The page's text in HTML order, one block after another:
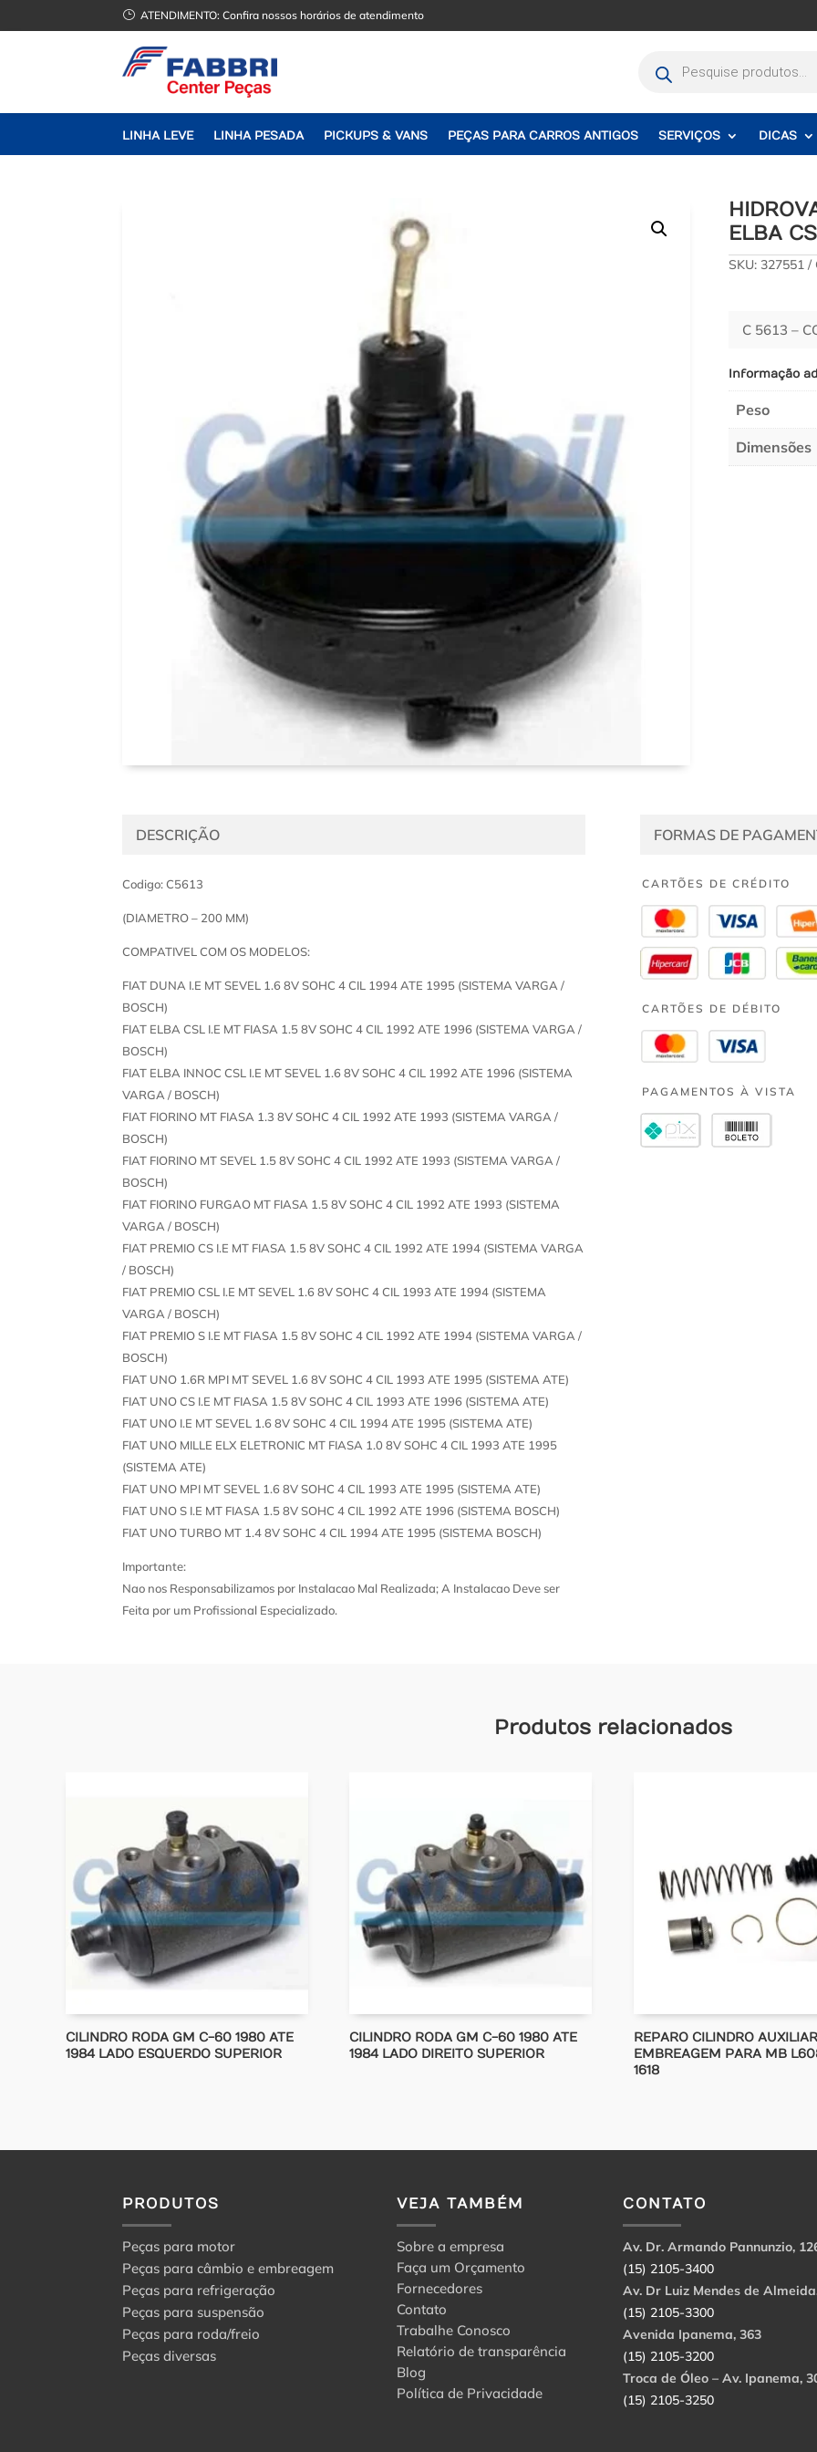
} ATENDIMENTO:Confira nossos horários de atendimento
produtos
LINHA LEVE LINHA PESADA PICKUPS & VANS PEÇAS PARA CARROS ANTIGOS SERVIÇOS DICAS
ELBA
SKU: 327551
C 5613 –
Informação
Peso
Dimensões
DESCRIÇÃO
Codigo: C5613
(DIAMETRO – 200 MM)
COMPATIVEL COM OS MODELOS:
FIAT DUNA I.E MT SEVEL 1.6 8V SOHC 4 CIL 1994 ATE 1995 (SISTEMA VARGA /
BOSCH)
FIAT ELBA CSL I.E MT FIASA 1.5 8V SOHC 4 CIL 1992 ATE 1996 (SISTEMA VARGA /
BOSCH)
FIAT ELBA INNOC CSL I.E MT SEVEL 1.6 8V SOHC 4 CIL 1992 ATE 1996 (SISTEMA
VARGA / BOSCH)
FIAT FIORINO MT FIASA 1.3 8V SOHC 4 CIL 1992 ATE 1993 (SISTEMA VARGA /
BOSCH)
FIAT FIORINO MT SEVEL 1.5 8V SOHC 4 CIL 1992 ATE 1993 (SISTEMA VARGA /
BOSCH)
FIAT FIORINO FURGAO MT FIASA 1.5 8V SOHC 4 CIL 1992 ATE 1993 (SISTEMA
VARGA / BOSCH)
FIAT PREMIO CS I.E MT FIASA 1.5 8V SOHC 4 CIL 1992 ATE 1994 (SISTEMA VARGA
/ BOSCH)
FIAT PREMIO CSL I.E MT SEVEL 1.6 8V SOHC 4 CIL 1993 ATE 1994 (SISTEMA
VARGA / BOSCH)
FIAT PREMIO S I.E MT FIASA 1.5 8V SOHC 4 CIL 1992 ATE 1994 (SISTEMA VARGA /
BOSCH)
FIAT UNO 1.6R MPI MT SEVEL 1.6 8V SOHC 4 CIL 1993 ATE 1995 (SISTEMA ATE)
FIAT UNO CS I.E MT FIASA 1.5 8V SOHC 4 CIL 1993 ATE 1996 (SISTEMA ATE)
FIAT UNO I.E MT SEVEL 1.6 8V SOHC 4 CIL 1994 ATE 1995 (SISTEMA ATE)
FIAT UNO MILLE ELX ELETRONIC MT FIASA 1.0 8V SOHC 4 CIL 1993 ATE 1995
(SISTEMA ATE)
FIAT UNO MPI MT SEVEL 1.6 8V SOHC 4 CIL 1993 ATE 1995 (SISTEMA ATE)
FIAT UNO S I.E MT FIASA 1.5 8V SOHC 4 CIL 1992 ATE 1996 (SISTEMA BOSCH)
FIAT UNO TURBO MT 1.4 8V SOHC 4 CIL 1994 ATE 1995 (SISTEMA BOSCH)
Importante:
Nao nos Responsabilizamos por Instalacao Mal Realizada; A Instalacao Deve ser
Feita por um Profissional Especializado.
FORMAS DE
CARTÕES DE CRÉDITO
CARTÕES DE DÉBITO
PAGAMENTOS À VISTA
Produtos relacionados
CILINDRO RODA GM C-60 1980 ATE
1984 LADO ESQUERDO SUPERIOR
CILINDRO RODA GM C-60 1980 ATE
1984 LADO DIREITO SUPERIOR
REPARO CILINDRO AUXILIAR
EMBREAGEM PARA MB
1618
PRODUTOS
Peças para motor
Peças para câmbio e embreagem
Peças para refrigeração
Peças para suspensão
Peças para roda/freio
Peças diversas
VEJA TAMBÉM
Sobre a empresa
Faça um Orçamento
Fornecedores
Contato
Trabalhe Conosco
Relatório de transparência
Blog
Política de Privacidade
CONTATO
Av. Dr. Armando Pannunzio,
(15) 2105-3400
Av. Dr Luiz Mendes de
(15) 2105-3300
Avenida Ipanema, 363
(15) 2105-3200
Troca de Óleo – Av. Ipanema,
(15) 2105-3250